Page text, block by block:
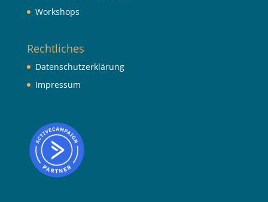
Workshops
Rechtliches
Datenschutzerklärung
Impressum